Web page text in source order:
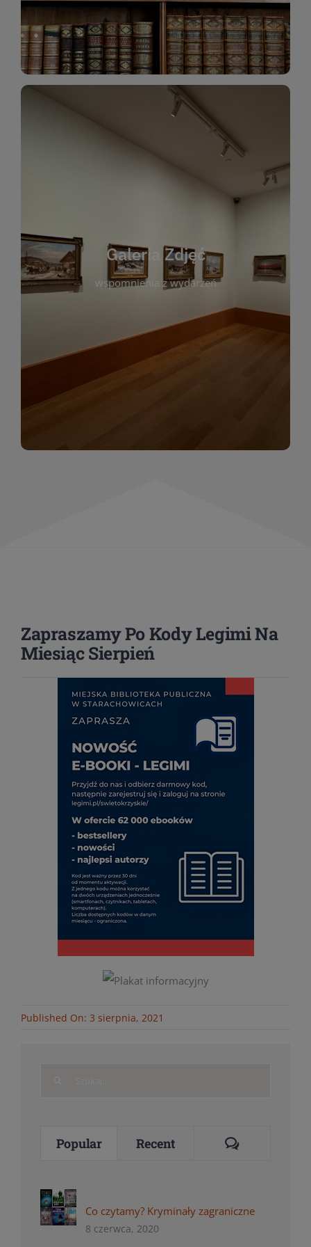
Katalog Zbiorów
Galeria Zdjęć
wspomnienia z wydarzeń
Galeria Zdjęć
wspomnienia z wydarzeń, spotkań i projektów
którym można zobaczyć, jak żyje nasza biblioteka
i jej społeczność. Zdjęcia dokumentują zarówno
uroczyste chwile, jak i codzienne aktywności
czytelników. Regularnie dodajemy nowe galerie,
by każdy mógł powrócić do wyjątkowych
momentów. Zapraszamy do obejrzenia,
wspominania i inspirowania się!
Zapraszamy Po Kody Legimi Na
Miesiąc Sierpień
Published On: 3 sierpnia, 2021
Popular Recent Comments
Co czytamy? Kryminały zagraniczne
8 czerwca, 2020